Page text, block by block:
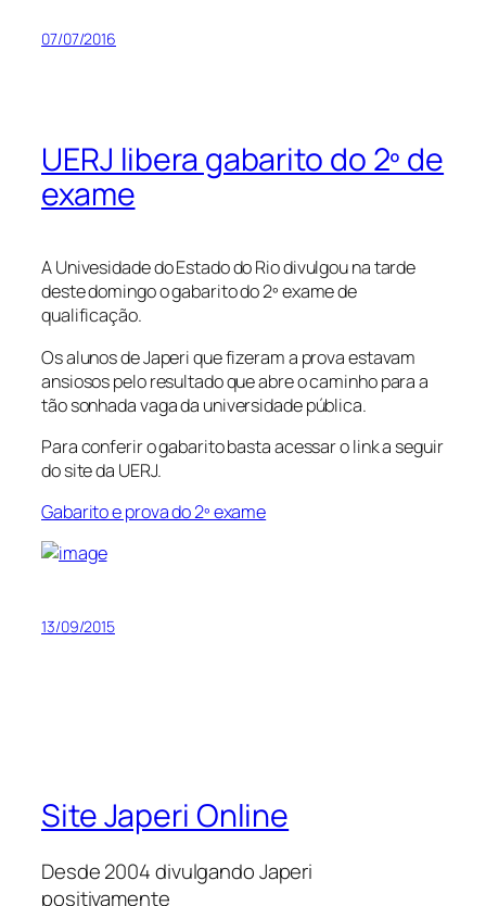
07/07/2016
UERJ libera gabarito do 2º de
exame
A Univesidade do Estado do Rio divulgou na tarde
deste domingo o gabarito do 2º exame de
qualificação.
Os alunos de Japeri que fizeram a prova estavam
ansiosos pelo resultado que abre o caminho para a
tão sonhada vaga da universidade pública.
Para conferir o gabarito basta acessar o link a seguir
do site da UERJ.
Gabarito e prova do 2º exame
13/09/2015
Site Japeri Online
Desde 2004 divulgando Japeri
positivamente